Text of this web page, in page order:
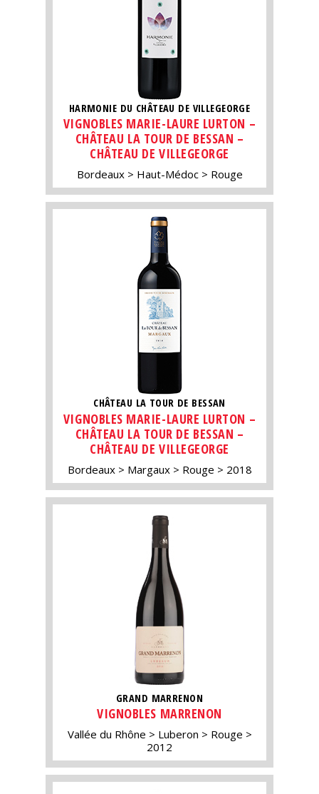
HARMONIE DU CHÂTEAU DE VILLEGEORGE
VIGNOBLES MARIE-LAURE LURTON –
CHÂTEAU LA TOUR DE BESSAN –
CHÂTEAU DE VILLEGEORGE
Bordeaux Haut-Médoc Rouge
CHÂTEAU LA TOUR DE BESSAN
VIGNOBLES MARIE-LAURE LURTON –
CHÂTEAU LA TOUR DE BESSAN –
CHÂTEAU DE VILLEGEORGE
Bordeaux Margaux Rouge 2018
GRAND MARRENON
VIGNOBLES MARRENON
Vallée du Rhône Luberon
Rouge
2012